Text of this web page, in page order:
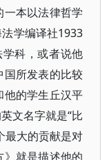
本以法律哲学
学编译社1933
科，或者说他
国所发表的比较
的学生丘汉平
文名字就是“比
最大的贡献是对
就是描述他的